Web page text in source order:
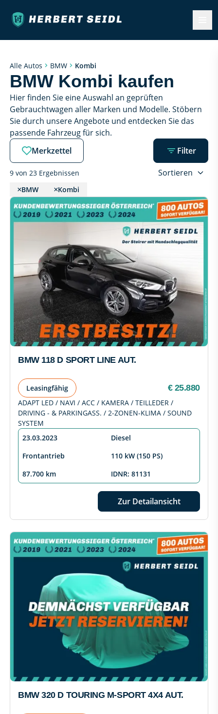
Alle Autos BMW Kombi
BMW Kombi kaufen
Hier finden Sie eine Auswahl an geprüften
Gebrauchtwagen aller Marken und Modelle. Stöbern
Sie durch unsere Angebote und entdecken Sie das
passende Fahrzeug für sich.
Merkzettel
Filter
9 von 23 Ergebnissen Sortieren
BMW Kombi
BMW 118 D SPORT LINE AUT.
Leasingfähig € 25.880
ADAPT LED / NAVI / ACC / KAMERA / TEILLEDER /
DRIVING - & PARKINGASS. / 2-ZONEN-KLIMA / SOUND
SYSTEM
23.03.2023
Diesel
Frontantrieb
110 kW (150 PS)
87.700 km
IDNR: 81131
Zur Detailansicht
BMW 320 D TOURING M-SPORT 4X4 AUT.